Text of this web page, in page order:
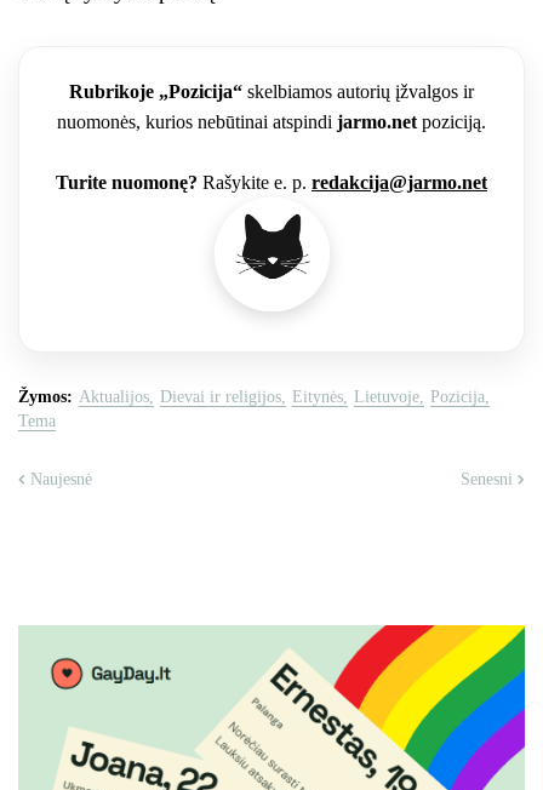
Rubrikoje „Pozicija“ skelbiamos autorių įžvalgos ir
nuomonės, kurios nebūtinai atspindi jarmo.net poziciją.
Turite nuomonę? Rašykite e. p. redakcija@jarmo.net
Žymos: Aktualijos Dievai ir religijos Eitynės Lietuvoje
Pozicija
Tema
Naujesnė Senesni